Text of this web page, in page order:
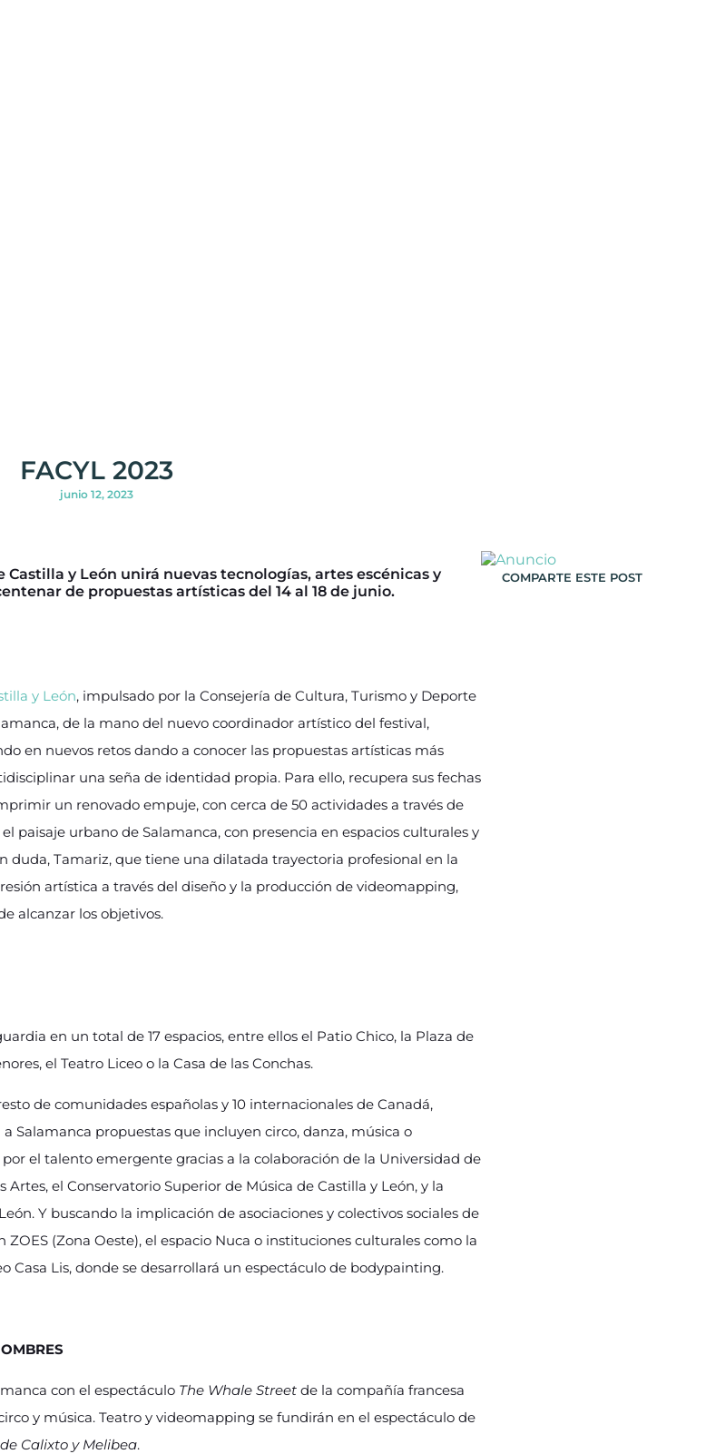
FACYL 2023
junio 12, 2023
Castilla y León unirá nuevas tecnologías, artes escénicas y
de propuestas artísticas del 14 al 18 de junio.
y León, impulsado por la Consejería de Cultura, Turismo y Deporte
de la mano del nuevo coordinador artístico del festival,
en nuevos retos dando a conocer las propuestas artísticas más
una seña de identidad propia. Para ello, recupera sus fechas
un renovado empuje, con cerca de 50 actividades a través de
paisaje urbano de Salamanca, con presencia en espacios culturales y
duda, Tamariz, que tiene una dilatada trayectoria profesional en la
artística a través del diseño y la producción de videomapping,
alcanzar los objetivos.
en un total de 17 espacios, entre ellos el Patio Chico, la Plaza de
el Teatro Liceo o la Casa de las Conchas.
de comunidades españolas y 10 internacionales de Canadá,
Salamanca propuestas que incluyen circo, danza, música o
el talento emergente gracias a la colaboración de la Universidad de
el Conservatorio Superior de Música de Castilla y León, y la
Y buscando la implicación de asociaciones y colectivos sociales de
ZOES (Zona Oeste), el espacio Nuca o instituciones culturales como la
Casa Lis, donde se desarrollará un espectáculo de bodypainting.
con el espectáculo The Whale Street de la compañía francesa
y música. Teatro y videomapping se fundirán en el espectáculo de
Calixto y Melibea.
COMPARTE ESTE POST